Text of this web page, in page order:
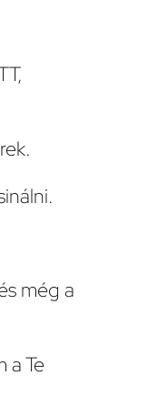
még a
a Te